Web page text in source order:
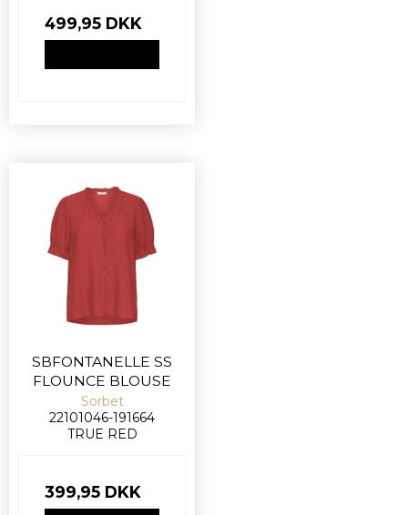
499,95 DKK
SBFONTANELLE SS
FLOUNCE BLOUSE
Sorbet
22101046-191664
TRUE RED
399,95 DKK